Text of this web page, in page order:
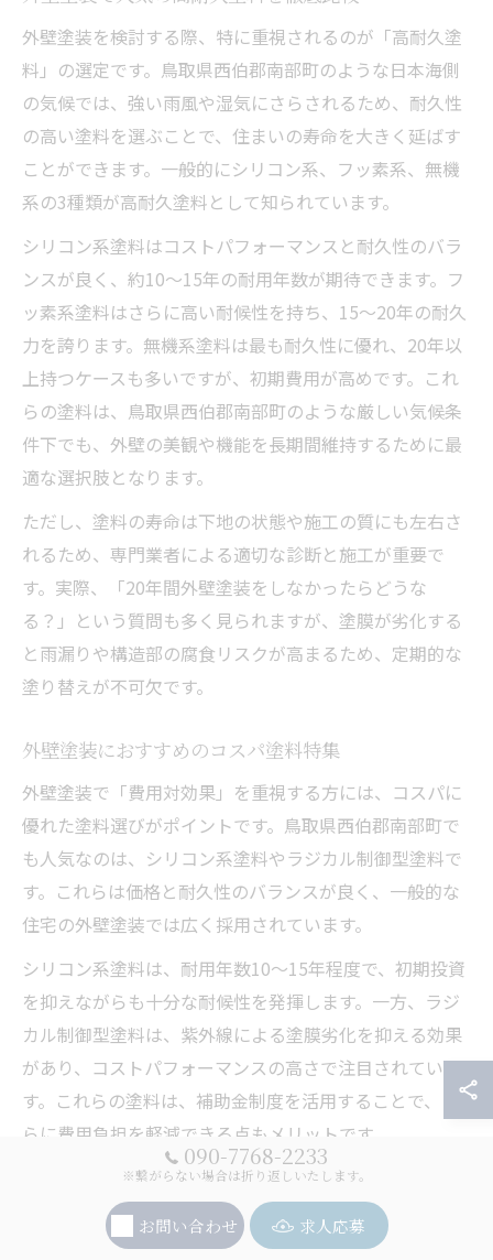
外壁塗装を検討する際、特に重視されるのが「高耐久塗
料」の選定です。鳥取県西伯郡南部町のような日本海側
の気候では、強い雨風や湿気にさらされるため、耐久性
の高い塗料を選ぶことで、住まいの寿命を大きく延ばす
ことができます。一般的にシリコン系、フッ素系、無機
系の3種類が高耐久塗料として知られています。
シリコン系塗料はコストパフォーマンスと耐久性のバラ
ンスが良く、約10〜15年の耐用年数が期待できます。フ
ッ素系塗料はさらに高い耐候性を持ち、15〜20年の耐久
力を誇ります。無機系塗料は最も耐久性に優れ、20年以
上持つケースも多いですが、初期費用が高めです。これ
らの塗料は、鳥取県西伯郡南部町のような厳しい気候条
件下でも、外壁の美観や機能を長期間維持するために最
適な選択肢となります。
ただし、塗料の寿命は下地の状態や施工の質にも左右さ
れるため、専門業者による適切な診断と施工が重要で
す。実際、「20年間外壁塗装をしなかったらどうな
る？」という質問も多く見られますが、塗膜が劣化する
と雨漏りや構造部の腐食リスクが高まるため、定期的な
塗り替えが不可欠です。
外壁塗装におすすめのコスパ塗料特集
外壁塗装で「費用対効果」を重視する方には、コスパに
優れた塗料選びがポイントです。鳥取県西伯郡南部町で
も人気なのは、シリコン系塗料やラジカル制御型塗料で
す。これらは価格と耐久性のバランスが良く、一般的な
住宅の外壁塗装では広く採用されています。
シリコン系塗料は、耐用年数10〜15年程度で、初期投資
を抑えながらも十分な耐候性を発揮します。一方、ラジ
カル制御型塗料は、紫外線による塗膜劣化を抑える効果
があり、コストパフォーマンスの高さで注目されていま
す。これらの塗料は、補助金制度を活用することで、さ
らに費用負担を軽減できる点もメリットです。
ただし、安さだけを重視すると、将来的なメンテナンス
頻度が増える場合もあるため、耐久性や保証内容もあわ
せて比較検討しましょう。経験者からは「シリコン塗料
090-7768-2233
※繋がらない場合は折り返しいたします。
お問い合わせ 求人応募